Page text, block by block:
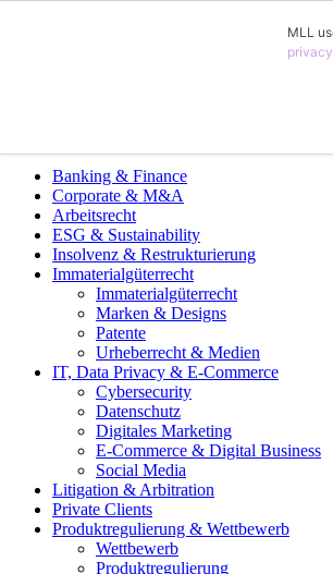
MLL
Banking & Finance
Corporate & M&A
Arbeitsrecht
ESG & Sustainability
Insolvenz & Restrukturierung
Immaterialgüterrecht
Immaterialgüterrecht
Marken & Designs
Patente
Urheberrecht & Medien
IT, Data Privacy & E-Commerce
Cybersecurity
Datenschutz
Digitales Marketing
E-Commerce & Digital Business
Social Media
Litigation & Arbitration
Private Clients
Produktregulierung & Wettbewerb
Wettbewerb
Produktregulierung